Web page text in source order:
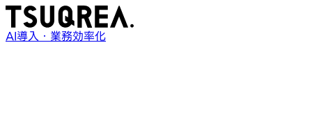
AI導入・業務効率化